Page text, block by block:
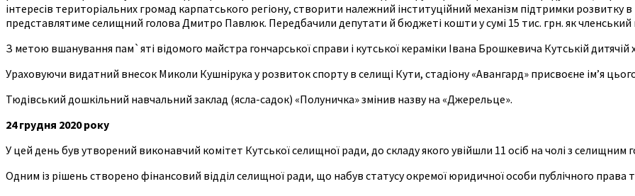
інтересів територіальних громад карпатського регіону, створити належний інституційний механізм підтримки розвитку
представлятиме селищний голова Дмитро Павлюк. Передбачили депутати й бюджеті кошти у сумі 15 тис. грн. як членський
З метою вшанування пам`яті відомого майстра гончарської справи і кутської кераміки Івана Брошкевича Кутській
Ураховуючи видатний внесок Миколи Кушнірука у розвиток спорту в селищі Кути, стадіону «Авангард» присвоєне ім’я
Тюдівський дошкільний навчальний заклад (ясла-садок) «Полуничка» змінив назву на «Джерельце».
24 грудня 2020 року
У цей день був утворений виконавчий комітет Кутської селищної ради, до складу якого увійшли 11 осіб на чолі з
Одним із рішень створено фінансовий відділ селищної ради, що набув статусу окремої юридичної особи публічного